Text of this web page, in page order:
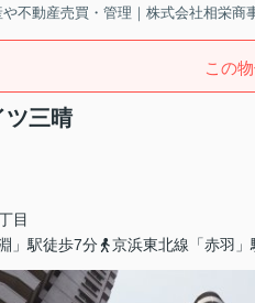
不動産売買・管理｜株式会社相栄商
この
ツ三晴
目
」駅徒歩7分
京浜東北線「赤羽